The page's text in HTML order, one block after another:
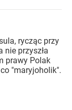
rycząc przy
nie przyszła
prawy Polak
"maryjoholik".